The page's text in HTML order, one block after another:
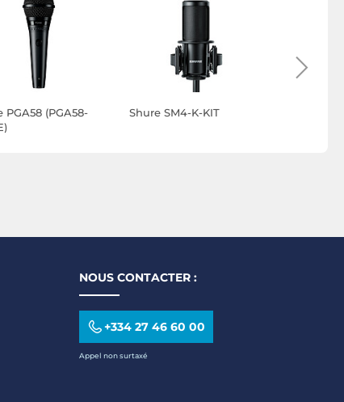
PGA58 (PGA58-
Shure SM4-K-KIT
NOUS CONTACTER :
+334 27 46 60 00
Appel non surtaxé